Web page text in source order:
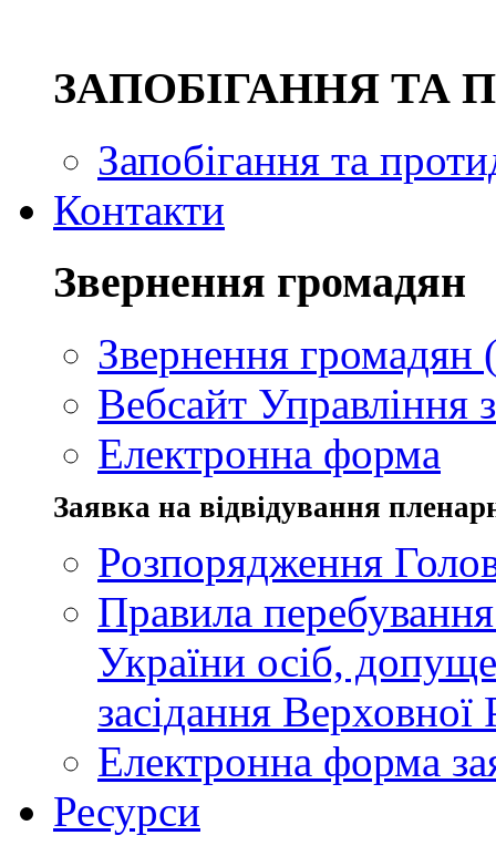
ЗAПОБІГАННЯ ТА
Запобігання та
Контакти
Звернення громадян
Звернення громадян
Вебсайт Управління
Електронна форма
Заявка на відвідування
Розпорядження
Правила
України осіб,
засідання
Електронна форма
Ресурси